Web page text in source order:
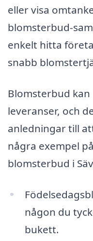
eller visa
blomsterbud-
enkelt hitta
snabb
Blomsterbud
leveranser, och
anledningar till
några exempel
blomsterbud i
någon du
bukett.